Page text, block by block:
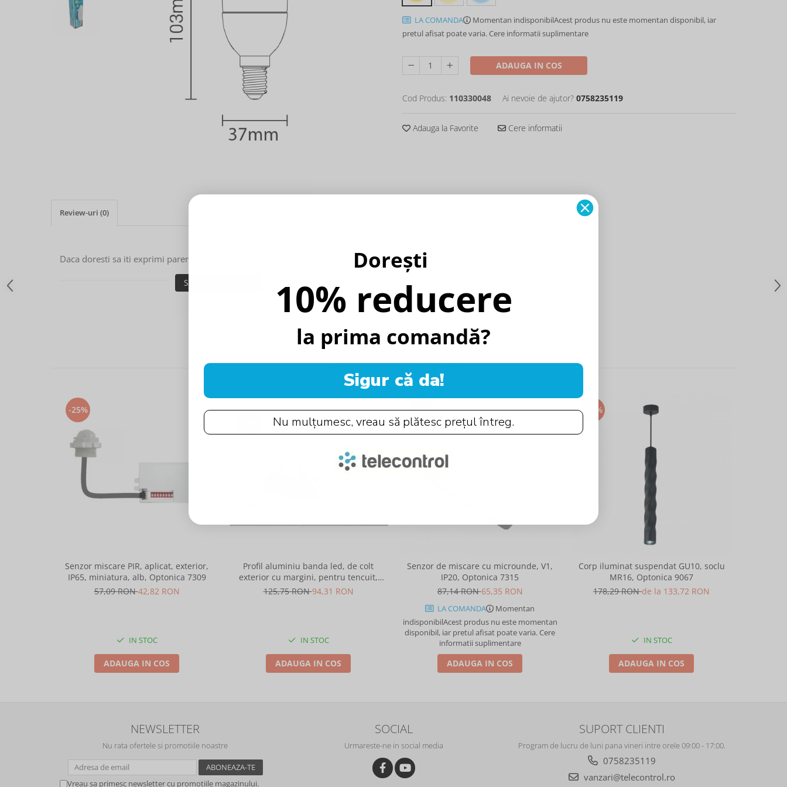
LA COMANDA Momentan indisponibilAcest produs nu este momentan disponibil, iar
pretul afisat poate varia. Cere informatii suplimentare
ADAUGA IN COS
Cod Produs: 110330048 Ai nevoie de ajutor? 0758235119
Adauga la Favorite Cere informatii
Review-uri (0)
Daca doresti sa iti exprimi parerea despre acest produs poti adauga un review.
SCRIE UN REVIEW
PRODUSE SIMILARE
-25%
Senzor miscare PIR, aplicat, exterior,
IP65, miniatura, alb, Optonica 7309
57,09 RON42,82 RON
IN STOC
ADAUGA IN COS
Profil aluminiu banda led, de colt
exterior cu margini, pentru tencuit,
lungime 2m, culoare gri natur, Optonica
125,75 RON94,31 RON
IN STOC
ADAUGA IN COS
-25%
Senzor de miscare cu microunde, V1,
IP20, Optonica 7315
87,14 RON65,35 RON
LA COMANDA
Momentan
indisponibilAcest produs nu este momentan
disponibil, iar pretul afisat poate varia. Cere
informatii suplimentare
ADAUGA IN COS
-25%
Corp iluminat suspendat GU10, soclu
MR16, Optonica 9067
178,29 RONde la 133,72 RON
IN STOC
ADAUGA IN COS
NEWSLETTER
Nu rata ofertele si promotiile noastre
Vreau sa primesc newsletter cu promotiile magazinului.
SOCIAL
Urmareste-ne in social media
SUPORT CLIENTI
Program de lucru de luni pana vineri intre orele 09:00 - 17:00.
0758235119
vanzari@telecontrol.ro
Dorești
10% reducere
la prima comandă?
Sigur că da!
Nu mulțumesc, vreau să plătesc prețul întreg.